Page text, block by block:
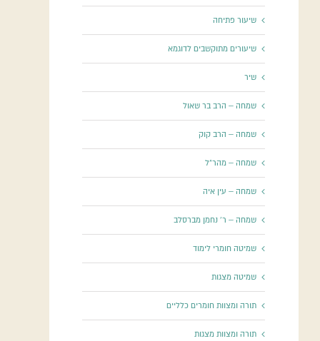
שיעור פתיחה
שיעורים מתוקשבים לדוגמא
שיר
שמחה – הרב בר שאול
שמחה – הרב קוק
שמחה – מהר"ל
שמחה – עין איה
שמחה – ר' נחמן מברסלב
שמיטה חומרי לימוד
שמיטה מצגות
תורה ומצוות חומרים כלליים
תורה ומצוות מצגות